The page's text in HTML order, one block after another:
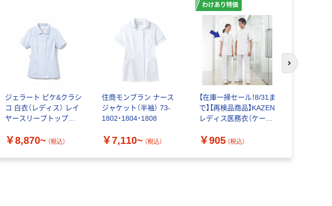
ジェラート ピケ&クラシ
コ 白衣（レディス） レイ
ヤースリーブトップス
￥8,870~ （税込）
住商モンブラン ナース
ジャケット（半袖） 73-
1802・1804・1808
￥7,110~ （税込）
わけあり特価
【在庫一掃セール！8/31ま
で】【再検品商品】KAZEN
レディス医務衣（ケーシ
AKL360-30 白衣（わけ
￥905 （税込）
次のスライド